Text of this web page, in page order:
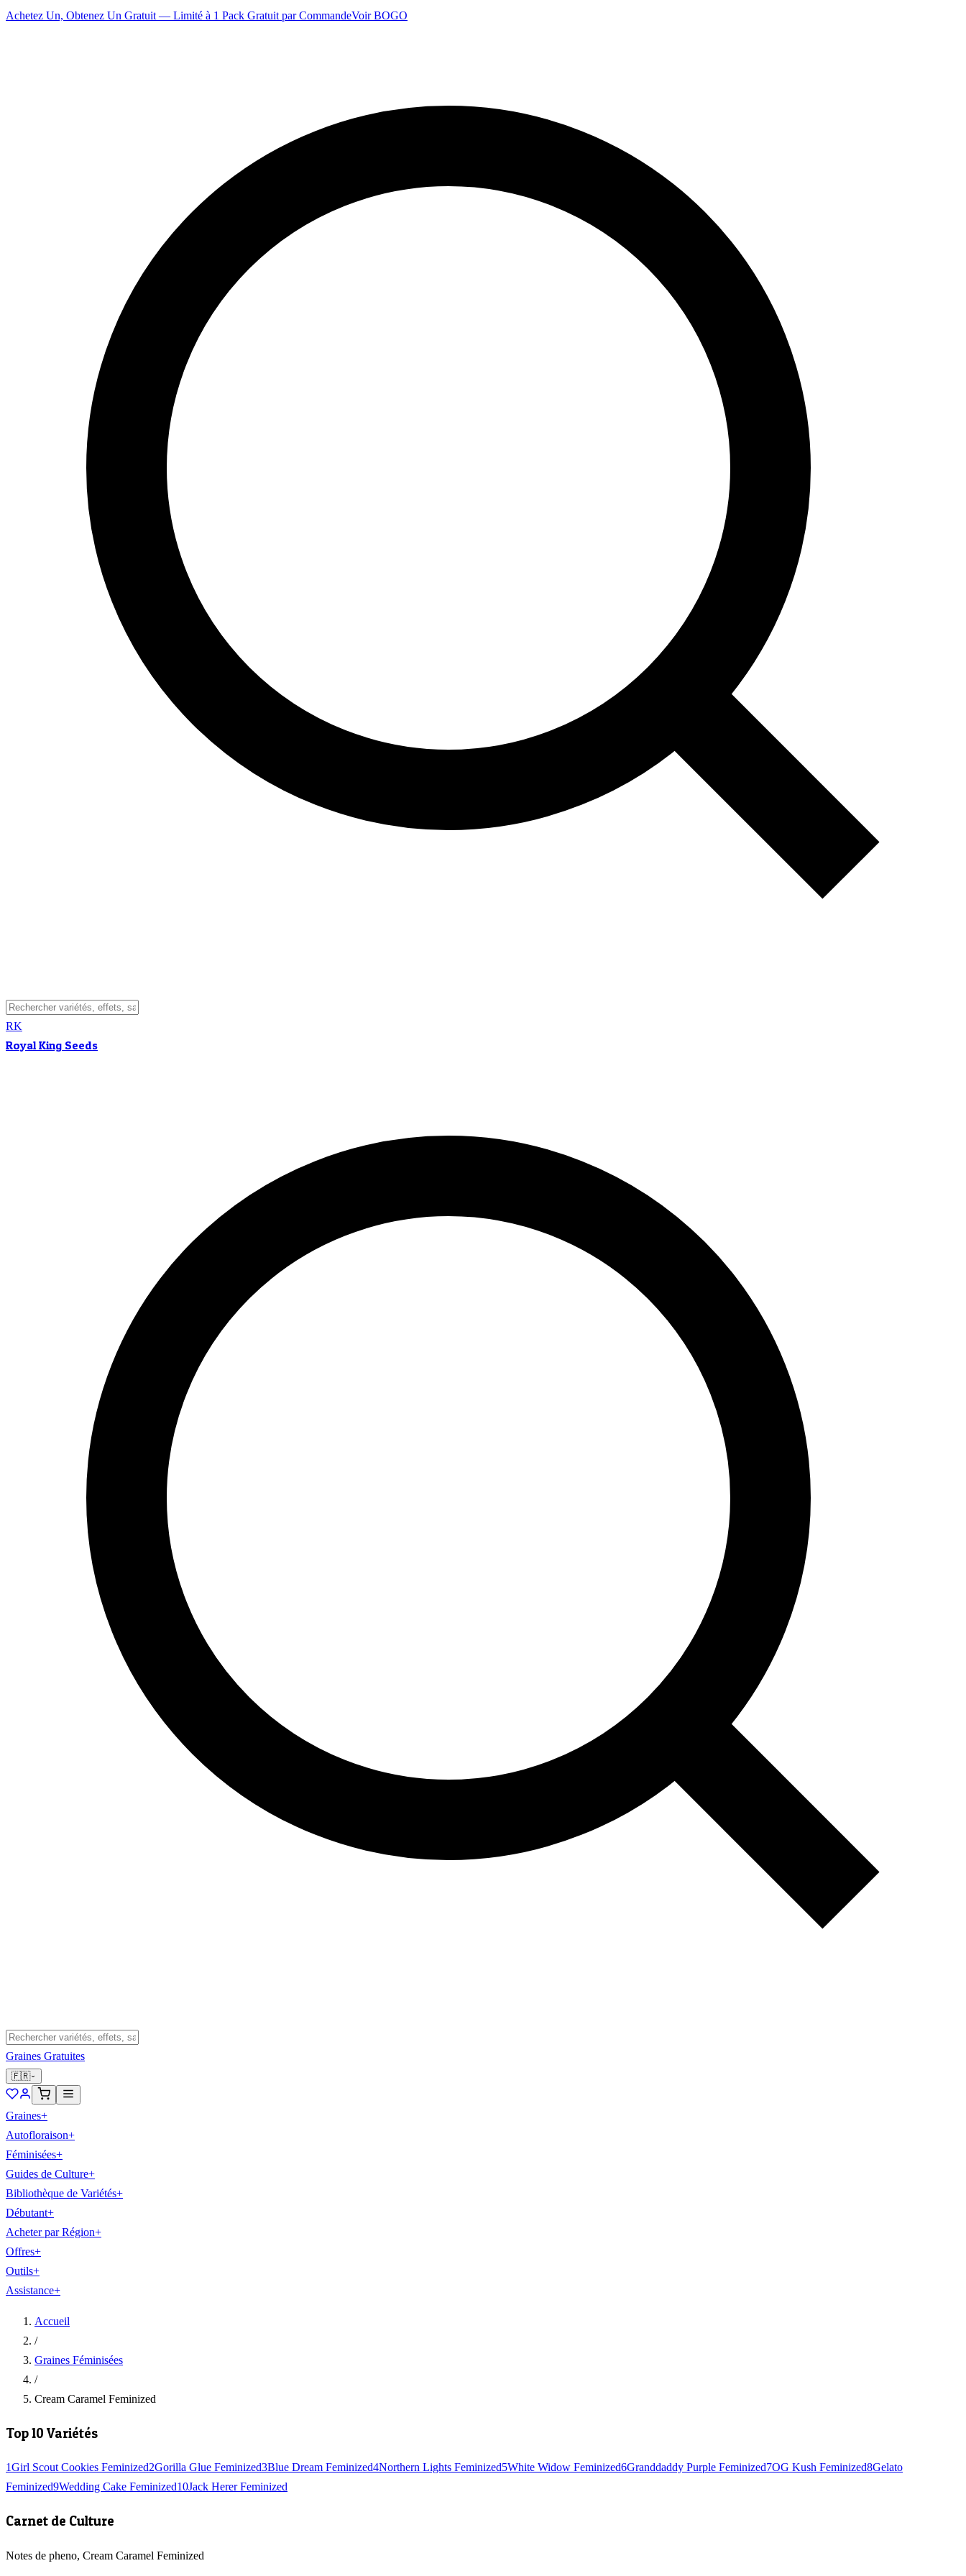
Achetez Un, Obtenez Un Gratuit — Limité à 1 Pack Gratuit par CommandeVoir BOGO
RK
Royal King Seeds
Graines Gratuites
🇫🇷
Graines+
Autofloraison+
Féminisées+
Guides de Culture+
Bibliothèque de Variétés+
Débutant+
Acheter par Région+
Offres+
Outils+
Assistance+
Accueil
/
Graines Féminisées
/
Cream Caramel Feminized
Top 10 Variétés
1Girl Scout Cookies Feminized2Gorilla Glue Feminized3Blue Dream Feminized4Northern Lights Feminized5White Widow Feminized6Granddaddy Purple Feminized7OG Kush Feminized8Gelato
Feminized9Wedding Cake Feminized10Jack Herer Feminized
Carnet de Culture
Notes de pheno, Cream Caramel Feminized